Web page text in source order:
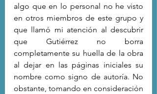
algo que en lo personal no he visto
en otros miembros de este grupo y
que llamó mi atención al descubrir
que Gutiérrez no borra
completamente su huella de la obra
al dejar en las páginas iniciales su
nombre como signo de autoría. No
obstante, tomando en consideración